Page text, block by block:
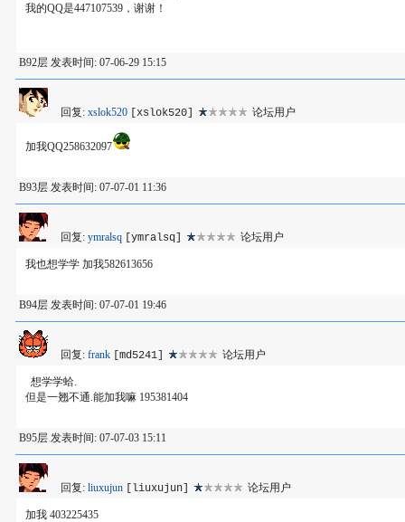
我的QQ是447107539，谢谢！
B92层 发表时间: 07-06-29 15:15
回复: xslok520 [xslok520] 论坛用户
加我QQ258632097
B93层 发表时间: 07-07-01 11:36
回复: ymralsq [ymralsq] 论坛用户
我也想学学 加我582613656
B94层 发表时间: 07-07-01 19:46
回复: frank [md5241] 论坛用户
想学学蛤.
但是一翘不通.能加我嘛 195381404
B95层 发表时间: 07-07-03 15:11
回复: liuxujun [liuxujun] 论坛用户
加我 403225435